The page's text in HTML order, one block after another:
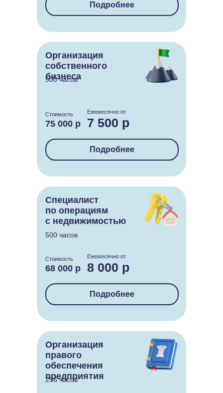
Подробнее
Организация
собственного
бизнеса
500 часов
7 500 р
75 000 р
Ежемесячно от
Стоимость
Подробнее
Специалист
по операциям
с недвижимостью
500 часов
8 000 р
68 000 р
Ежемесячно от
Стоимость
Подробнее
Организация
правого
обеспечения
предприятия
256 часов